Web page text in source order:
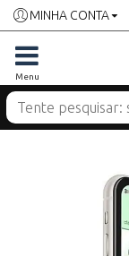
MINHA CONTA